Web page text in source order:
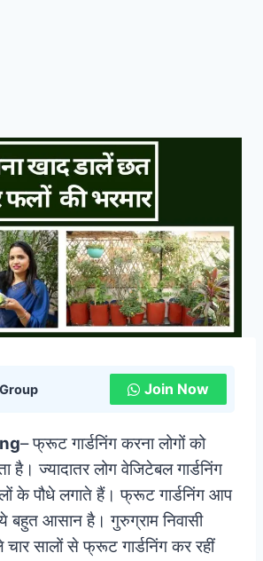
Join Now
– फ्रूट गार्डनिंग करना लोगों को
है। ज्यादातर लोग वेजिटेबल गार्डनिंग
के पौधे लगाते हैं। फ्रूट गार्डनिंग आप
बहुत आसान है। गुरुग्राम निवासी
चार सालों से फ्रूट गार्डनिंग कर रहीं